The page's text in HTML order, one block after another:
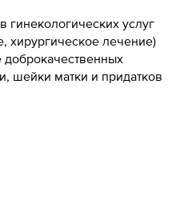
гинекологических услуг
хирургическое лечение)
доброкачественных
шейки матки и придатков